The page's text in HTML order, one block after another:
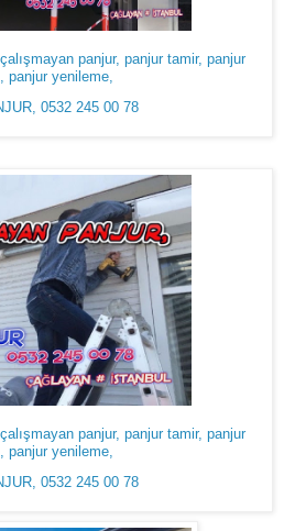
panjur, panjur tamir, panjur
panjur yenileme,
0532 245 00 78
panjur, panjur tamir, panjur
panjur yenileme,
0532 245 00 78